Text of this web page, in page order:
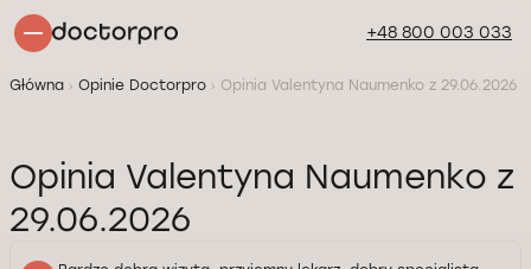
+48 800 003 033
Główna Opinie Doctorpro Opinia Valentyna Naumenko z 29.06.2026
Opinia Valentyna Naumenko z
29.06.2026